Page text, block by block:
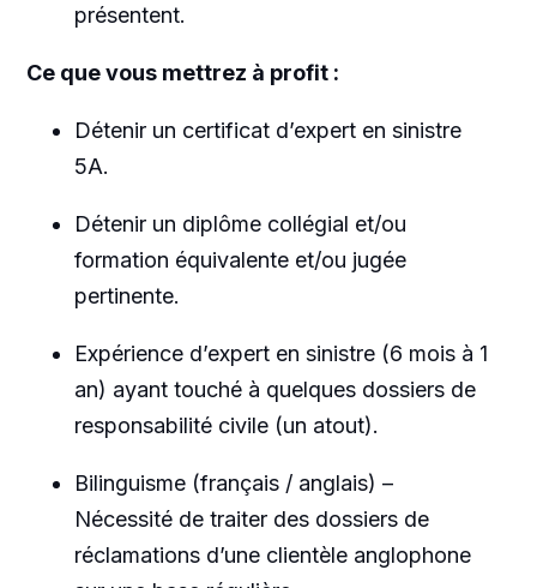
présentent.
Ce que vous mettrez à profit :
Détenir un certificat d’expert en sinistre
5A.
Détenir un diplôme collégial et/ou
formation équivalente et/ou jugée
pertinente.
Expérience d’expert en sinistre (6 mois à 1
an) ayant touché à quelques dossiers de
responsabilité civile (un atout).
Bilinguisme (français / anglais) –
Nécessité de traiter des dossiers de
réclamations d’une clientèle anglophone